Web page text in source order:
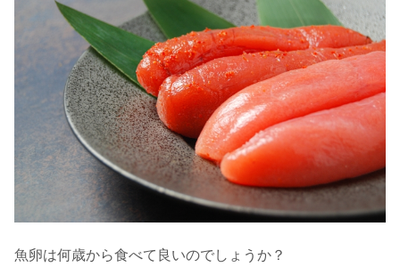
魚卵は何歳から食べて良いのでしょうか？